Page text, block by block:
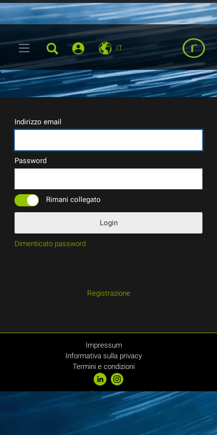
IT
Indirizzo email
Password
Rimani collegato
Login
Dimenticato password
Registrazione
Impressum
Informativa sulla privacy
Termini e condizioni